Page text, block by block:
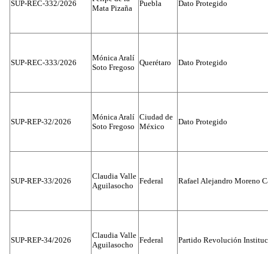
SUP-REC-332/2026
Mata Pizaña
Puebla Dato Protegido
SUP-REC-333/2026
Mónica Aralí
Soto Fregoso
Querétaro Dato Protegido
SUP-REP-32/2026
Mónica Aralí
Soto Fregoso
Ciudad de
México
Dato Protegido
SUP-REP-33/2026
Claudia Valle
Aguilasocho
Federal Rafael Alejandro Moreno
SUP-REP-34/2026
Claudia Valle
Aguilasocho
Federal Partido Revolución